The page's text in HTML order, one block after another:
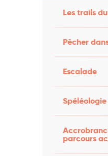
Les trails
Pêcher
Escalade
Spéléologie
parcours
Triguedina change de
devient un
musique,
c'est une
en couple ou en